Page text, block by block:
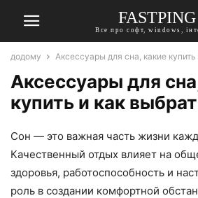
FASTPING
Все про софт, windows,
додому Аксессуары для сна, какие купить
Аксессуары для
купить и как
Сон — это важная часть жизни
Качественный отдых влияет на
здоровья, работоспособность и
роль в создании комфортной